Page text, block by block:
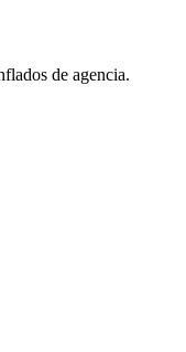
de agencia.